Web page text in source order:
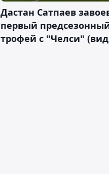
Дастан Сатпаев
первый
трофей с "Челси"